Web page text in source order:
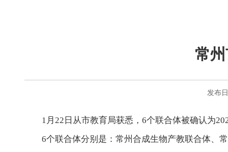
常
发布
1月22日从市教育局获悉，6个联合体被确认为
6个联合体分别是：常州合成生物产教联合体、